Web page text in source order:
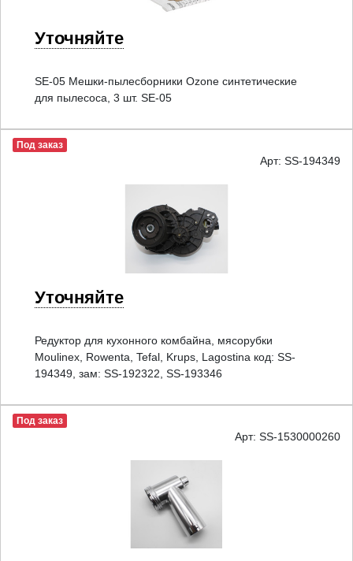
Уточняйте
SE-05 Мешки-пылесборники Ozone синтетические
для пылесоса, 3 шт. SE-05
Под заказ
Арт: SS-194349
Уточняйте
Редуктор для кухонного комбайна, мясорубки
Moulinex, Rowenta, Tefal, Krups, Lagostina код: SS-
194349, зам: SS-192322, SS-193346
Под заказ
Арт: SS-1530000260